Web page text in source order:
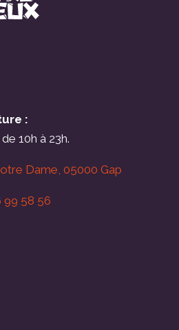
:
10h à 23h.
Dame, 05000 Gap
99 58 56